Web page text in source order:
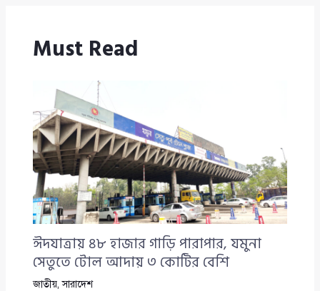
Must Read
ঈদযাত্রায় ৪৮ হাজার গাড়ি পারাপার, যমুনা
সেতুতে টোল আদায় ৩ কোটির বেশি
জাতীয়,সারাদেশ